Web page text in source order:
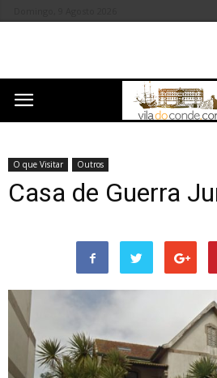
O que Visitar Outros
Casa de Guerra